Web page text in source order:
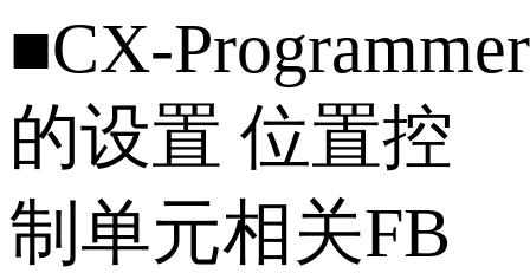
■CX‑Programmer
的设置 位置控
制单元相关FB